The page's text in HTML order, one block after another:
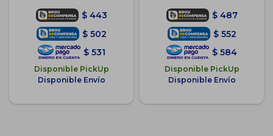
$ 443
$ 502
$ 531
Disponible PickUp
Disponible Envío
$ 487
$ 552
$ 584
Disponible PickUp
Disponible Envío